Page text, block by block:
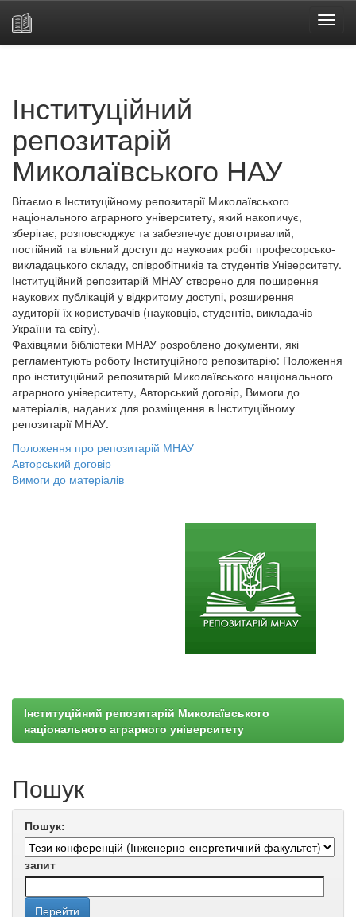
Інституційний
репозитарій
Миколаївського НАУ
Вітаємо в Інституційному репозитарії Миколаївського
національного аграрного університету, який накопичує,
зберігає, розповсюджує та забезпечує довготривалий,
постійний та вільний доступ до наукових робіт професорсько-
викладацького складу, співробітників та студентів Університету.
Інституційний репозитарій МНАУ створено для поширення
наукових публікацій у відкритому доступі, розширення
аудиторії їх користувачів (науковців, студентів, викладачів
України та світу).
Фахівцями бібліотеки МНАУ розроблено документи, які
регламентують роботу Інституційного репозитарію: Положення
про інституційний репозитарій Миколаївського національного
аграрного університету, Авторський договір, Вимоги до
матеріалів, наданих для розміщення в Інституційному
репозитарії МНАУ.
Положення про репозитарій МНАУ
Авторський договір
Вимоги до матеріалів
Інституційний репозитарій Миколаївського
національного аграрного університету
Пошук
Пошук:
запит